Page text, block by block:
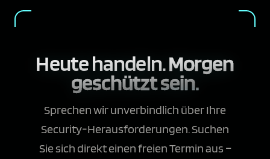
Heute handeln.Morgen
geschützt sein.
Sprechen wir unverbindlich über Ihre
Security-Herausforderungen. Suchen
Sie sich direkt einen freien Termin aus –